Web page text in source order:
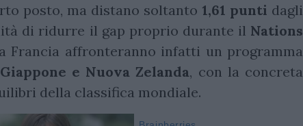
posto, ma distano soltanto 1,61 punti dagli
di ridurre il gap proprio durante il Nations
Francia affronteranno infatti un programma
e Nuova Zelanda, con la concreta
della classifica mondiale.